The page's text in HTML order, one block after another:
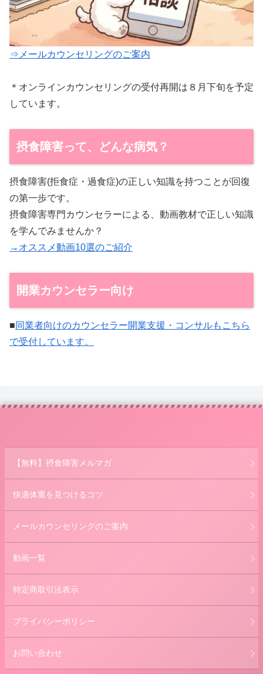
⇒メールカウンセリングのご案内
＊オンラインカウンセリングの受付再開は８月下旬を予定
しています。
摂食障害って、どんな病気？
摂食障害(拒食症・過食症)の正しい知識を持つことが回復
の第一歩です。
摂食障害専門カウンセラーによる、動画教材で正しい知識
を学んでみませんか？
→オススメ動画10選のご紹介
開業カウンセラー向け
■同業者向けのカウンセラー開業支援・コンサルもこちら
で受付しています。
【無料】摂食障害メルマガ
快適体重を見つけるコツ
メールカウンセリングのご案内
動画一覧
特定商取引法表示
プライバシーポリシー
お問い合わせ